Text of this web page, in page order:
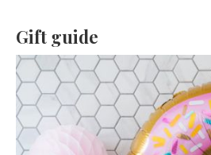
Gift guide